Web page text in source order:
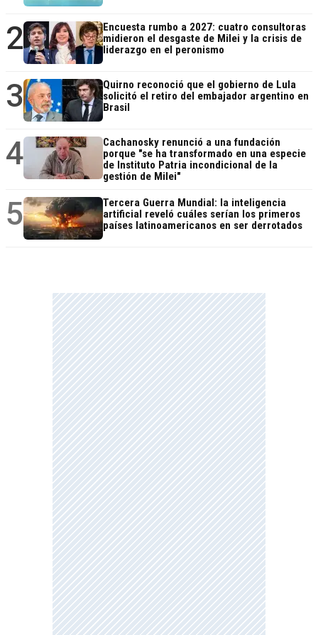
2
Encuesta rumbo a 2027: cuatro consultoras
midieron el desgaste de Milei y la crisis de
liderazgo en el peronismo
3
Quirno reconoció que el gobierno de Lula
solicitó el retiro del embajador argentino en
Brasil
4
Cachanosky renunció a una fundación
porque "se ha transformado en una especie
de Instituto Patria incondicional de la
gestión de Milei"
5
Tercera Guerra Mundial: la inteligencia
artificial reveló cuáles serían los primeros
países latinoamericanos en ser derrotados